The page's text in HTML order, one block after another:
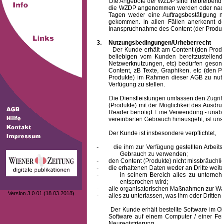
Version 3.0.01 (18.03.2018)
die WZDP angenommen werden oder
Tagen weder eine
gekommen. In allen Fällen anerkennt
Inanspruchnahme des Content (der
3.
Nutzungsbedingungen/Urheberrecht
Der Kunde erhält am Content (den
beliebigen vom Kunden
Netzwerknutzungen, etc) bedürfen
Content, zB Texte, Graphiken, etc (den
Produkte) im Rahmen dieser AGB zu
Verfügung zu stellen.
Die Dienstleistungen umfassen den Zugriff
(Produkte) mit der Möglichkeit des
Reader benötigt. Eine Verwendung -
vereinbarten Gebrauch hinausgeht, ist
Der Kunde ist insbesondere verpflichtet,
-
die ihm zur Verfügung gestellten
Gebrauch zu verwenden;
-
den Content (Produkte) nicht
-
die erhaltenen Daten weder an Dritte
-
in seinem Bereich alles zu
entsprochen wird;
-
alle organisatorischen Maßnahmen zur
-
alles zu unterlassen, was ihm oder
Der Kunde erhält bestellte Software im
Software auf einem Computer / einer